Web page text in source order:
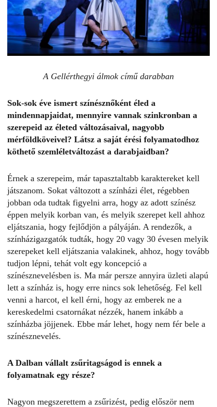
A Gellérthegyi álmok című darabban
Sok-sok éve ismert színésznőként éled a
mindennapjaidat, mennyire vannak szinkronban a
szerepeid az életed változásaival, nagyobb
mérföldköveivel? Látsz a saját érési folyamatodhoz
köthető szemléletváltozást a darabjaidban?
Érnek a szerepeim, már tapasztaltabb karaktereket kell
játszanom. Sokat változott a színházi élet, régebben
jobban oda tudtak figyelni arra, hogy az adott színész
éppen melyik korban van, és melyik szerepet kell ahhoz
eljátszania, hogy fejlődjön a pályáján. A rendezők, a
színházigazgatók tudták, hogy 20 vagy 30 évesen melyik
szerepeket kell eljátszania valakinek, ahhoz, hogy tovább
tudjon lépni, tehát volt egy koncepció a
színésznevelésben is. Ma már persze annyira üzleti alapú
lett a színház is, hogy erre nincs sok lehetőség. Fel kell
venni a harcot, el kell érni, hogy az emberek ne a
kereskedelmi csatornákat nézzék, hanem inkább a
színházba jöjjenek. Ebbe már lehet, hogy nem fér bele a
színésznevelés.
A Dalban vállalt zsűritagságod is ennek a
folyamatnak egy része?
Nagyon megszerettem a zsűrizést, pedig először nem